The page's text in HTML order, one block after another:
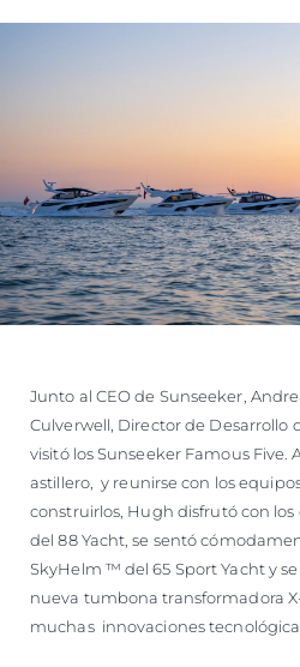
Junto al CEO de Sunseeker,
Culverwell, Director de Desarrollo
visitó los Sunseeker Famous Five.
astillero, y reunirse con los
construirlos, Hugh disfrutó con
del 88 Yacht, se sentó
SkyHelm ™ del 65 Sport Yacht y
nueva tumbona transformadora
muchas innovaciones